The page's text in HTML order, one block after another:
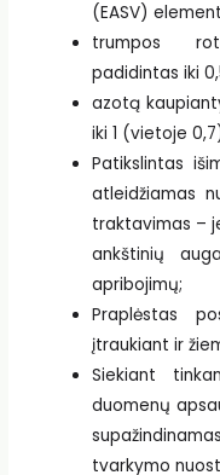
(EASV)
trumpos
padidintas iki
azotą
iki 1 (vietoje
Patikslintas
atleidžiamas
traktavimas –
ankštinių
apribojimų;
Praplėstas
įtraukiant ir
Siekiant
duomenų
tvarkymo